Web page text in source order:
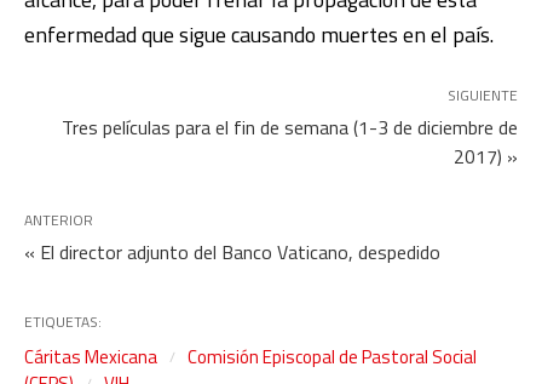
enfermedad que sigue causando muertes en el país.
SIGUIENTE
Tres películas para el fin de semana (1-3 de diciembre de
2017) »
ANTERIOR
« El director adjunto del Banco Vaticano, despedido
ETIQUETAS:
Cáritas Mexicana
Comisión Episcopal de Pastoral Social